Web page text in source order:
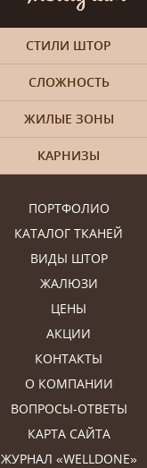
ПОРТФОЛИО
КАТАЛОГ ТКАНЕЙ
ВИДЫ ШТОР
ЖАЛЮЗИ
ЦЕНЫ
АКЦИИ
КОНТАКТЫ
О КОМПАНИИ
ВОПРОСЫ-ОТВЕТЫ
КАРТА САЙТА
ЖУРНАЛ «WELLDONE»
СТИЛИ ШТОР
СЛОЖНОСТЬ
ЖИЛЫЕ ЗОНЫ
КАРНИЗЫ